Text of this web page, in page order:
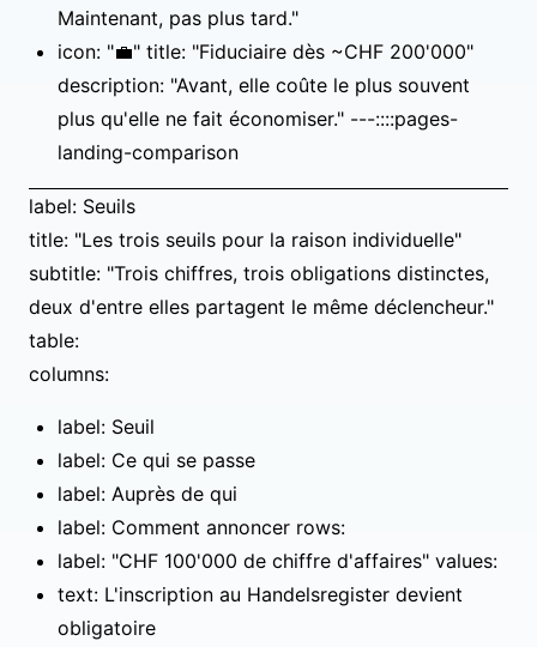
Maintenant, pas plus tard."
icon: "💼" title: "Fiduciaire dès ~CHF 200'000"
description: "Avant, elle coûte le plus souvent
plus qu'elle ne fait économiser." ---::::pages-
landing-comparison
label: Seuils
title: "Les trois seuils pour la raison individuelle"
subtitle: "Trois chiffres, trois obligations distinctes,
deux d'entre elles partagent le même déclencheur."
table:
columns:
label: Seuil
label: Ce qui se passe
label: Auprès de qui
label: Comment annoncer rows:
label: "CHF 100'000 de chiffre d'affaires" values:
text: L'inscription au Handelsregister devient
obligatoire